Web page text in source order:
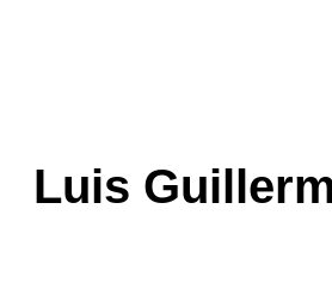
Luis